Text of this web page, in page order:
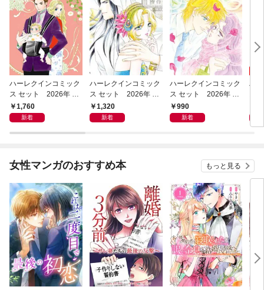
ハーレクインコミック
ス セット 2026年 vo
l.1214
1,760
新着
ハーレクインコミック
ス セット 2026年 vo
l.1157
1,320
新着
ハーレクインコミック
ス セット 2026年 vo
l.1089
990
新着
ハ
女性マンガのおすすめ本 もっと見る